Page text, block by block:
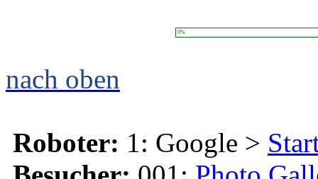
0%
nach oben
Roboter: 1: Google >